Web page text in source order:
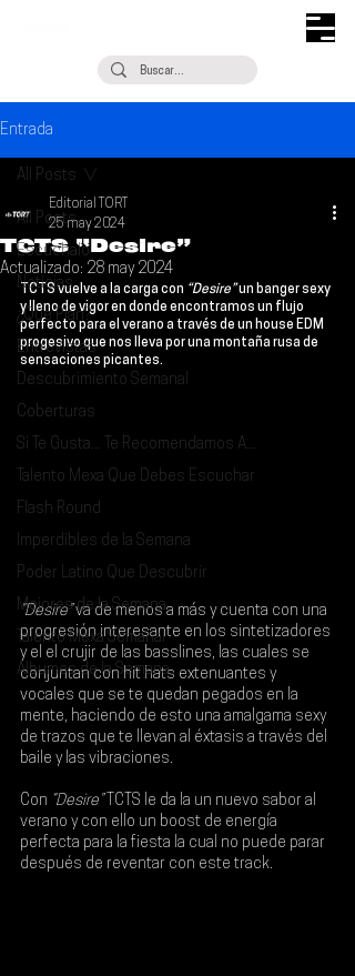
Entrada
All Posts
Escúchalo
Noticias
¿Qué Plan?
Entrevistas
Descubrimiento Semanal
Coberturas
Si Te Gusta... Te Recomendamos A...
Talento Mexa Que Debes Escuchar
Flash Round
Imperdibles de la Semana
Poder Latino Que Descubrir
Mejores de la Semana
Talento Mexa Semanal
Álbumes de la Semana
All Posts
TCTS “Desire”
Editorial TORT
25 may 2024
Actualizado: 28 may 2024
TCTS vuelve a la carga con “Desire” un banger sexy
y lleno de vigor en donde encontramos un flujo
perfecto para el verano a través de un house EDM
progesivo que nos lleva por una montaña rusa de
sensaciones picantes.
“Desire” va de menos a más y cuenta con una
progresión interesante en los sintetizadores
y el el crujir de las basslines, las cuales se
conjuntan con hit hats extenuantes y
vocales que se te quedan pegados en la
mente, haciendo de esto una amalgama sexy
de trazos que te llevan al éxtasis a través del
baile y las vibraciones.
Con “Desire” TCTS le da la un nuevo sabor al
verano y con ello un boost de energía
perfecta para la fiesta la cual no puede parar
después de reventar con este track.